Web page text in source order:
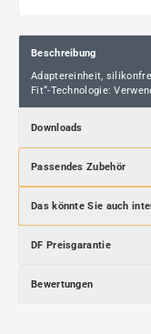
Beschreibung
Adaptereinheit,
Fit“-Technologie:
Downloads
Passendes Zubehör
Das könnte Sie auch
DF Preisgarantie
Bewertungen